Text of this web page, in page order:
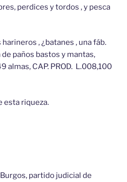
perdices y tordos , y pesca
, ¿batanes , una fáb.
paños bastos y mantas,
almas, CAP. PROD. L.008,100
esta riqueza.
partido judicial de